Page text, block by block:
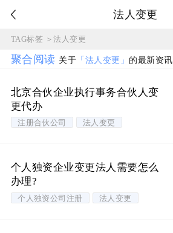
法人变更
TAG标签 ＞法人变更
聚合阅读 关于 「法人变更」 的最新资讯
北京合伙企业执行事务合伙人变
更代办
注册合伙公司 法人变更
个人独资企业变更法人需要怎么
办理?
个人独资公司注册 法人变更